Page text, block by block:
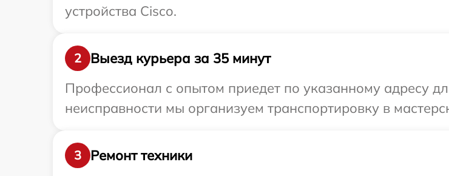
устройства Cisco.
2
Выезд курьера за 35 минут
Профессионал с опытом приедет по указанному адресу
неисправности мы организуем транспортировку в
3
Ремонт техники